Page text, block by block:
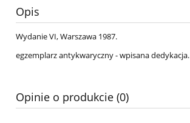
Opis
Wydanie VI, Warszawa 1987.
egzemplarz antykwaryczny - wpisana dedykacja.
Opinie o produkcie (0)